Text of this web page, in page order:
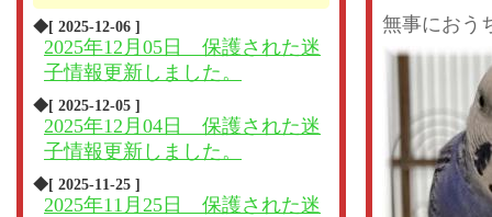
◆[ 2025-12-06 ]
2025年12月05日 保護された迷
子情報更新しました。
◆[ 2025-12-05 ]
2025年12月04日 保護された迷
子情報更新しました。
◆[ 2025-11-25 ]
2025年11月25日 保護された迷
無事におう